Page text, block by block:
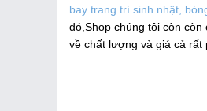
bay trang trí sinh nhật,
đó,Shop chúng tôi còn còn
về chất lượng và giá cả rất